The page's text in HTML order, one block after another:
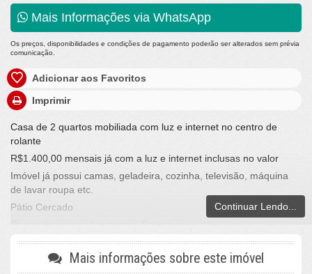
Mais Informações via WhatsApp
Os preços, disponibilidades e condições de pagamento poderão ser alterados sem prévia
comunicação.
Adicionar aos Favoritos
Imprimir
Casa de 2 quartos mobiliada com luz e internet no centro de
rolante
R$1.400,00 mensais já com a luz e internet inclusas no valor
Imóvel já possui camas, geladeira, cozinha, televisão, máquina
de lavar roupa etc.
Pátio Cercado
Fone Wats: (51) 99960-1820
Continuar Lendo...
Mais informações sobre este imóvel